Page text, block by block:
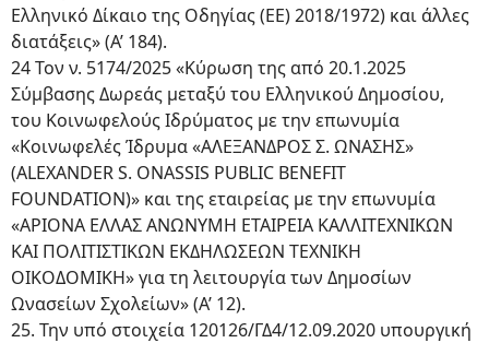
Ελληνικό Δίκαιο της Οδηγίας (ΕΕ) 2018/1972) και άλλες
διατάξεις» (Α’ 184).
24 Τον ν. 5174/2025 «Κύρωση της από 20.1.2025
Σύμβασης Δωρεάς μεταξύ του Ελληνικού Δημοσίου,
του Κοινωφελούς Ιδρύματος με την επωνυμία
«Κοινωφελές Ίδρυμα «ΑΛΕΞΑΝΔΡΟΣ Σ. ΩΝΑΣΗΣ»
(ΑLEXANDER S. ONASSIS PUBLIC BENEFIT
FOUNDATION)» και της εταιρείας με την επωνυμία
«ΑΡΙΟΝΑ ΕΛΛΑΣ ΑΝΩΝΥΜΗ ΕΤΑΙΡΕΙΑ ΚΑΛΛΙΤΕΧΝΙΚΩΝ
ΚΑΙ ΠΟΛΙΤΙΣΤΙΚΩΝ ΕΚΔΗΛΩΣΕΩΝ ΤΕΧΝΙΚΗ
ΟΙΚΟΔΟΜΙΚΗ» για τη λειτουργία των Δημοσίων
Ωνασείων Σχολείων» (Α’ 12).
25. Την υπό στοιχεία 120126/ΓΔ4/12.09.2020 υπουργική